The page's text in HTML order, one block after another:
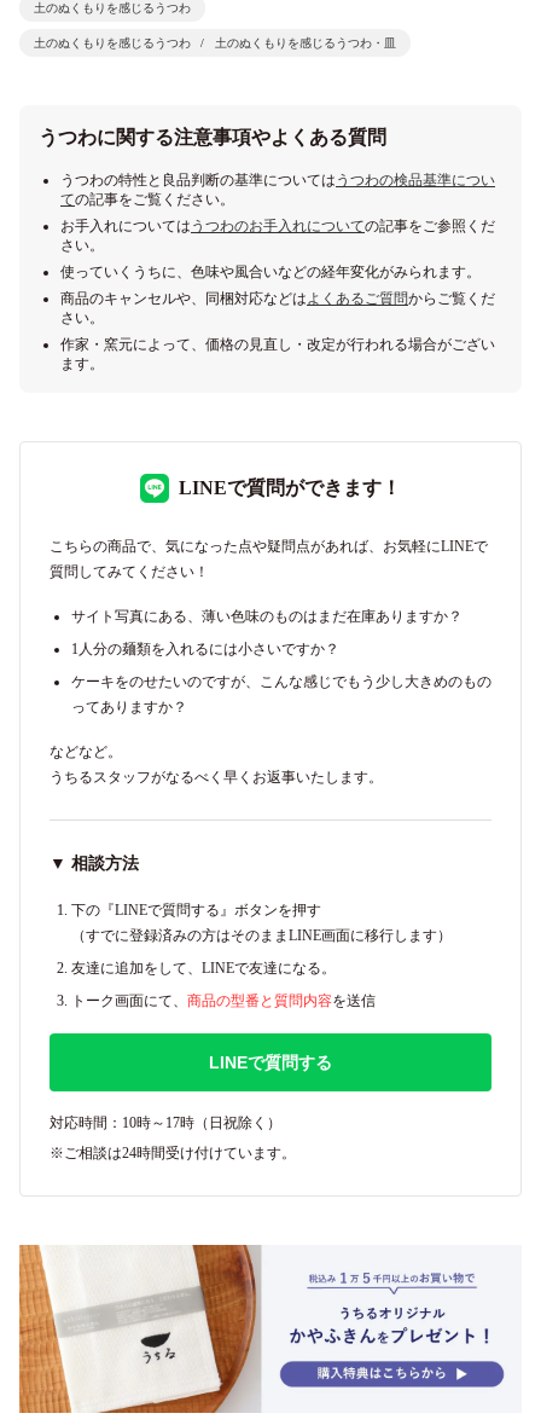
土のぬくもりを感じるうつわ
土のぬくもりを感じるうつわ 土のぬくもりを感じるうつわ・皿
うつわに関する注意事項やよくある質問
うつわの特性と良品判断の基準については うつわの検品基準につい
ての記事をご覧ください。
お手入れについては うつわのお手入れについての記事をご参照くだ
さい。
使っていくうちに、色味や風合いなどの経年変化がみられます。
商品のキャンセルや、同梱対応などはよくあるご質問からご覧くだ
さい。
作家・窯元によって、価格の見直し・改定が行われる場合がござい
ます。
LINEで質問ができます！
こちらの商品で、気になった点や疑問点があれば、お気軽にLINEで
質問してみてください！
サイト写真にある、薄い色味のものはまだ在庫ありますか？
1人分の麺類を入れるには小さいですか？
ケーキをのせたいのですが、こんな感じでもう少し大きめのもの
ってありますか？
などなど。
うちるスタッフがなるべく早くお返事いたします。
▼ 相談方法
下の『LINEで質問する』ボタンを押す
（すでに登録済みの方はそのままLINE画面に移行します）
友達に追加をして、LINEで友達になる。
トーク画面にて、 商品の型番と質問内容を送信
LINEで質問する
対応時間：10時～17時（日祝除く）
※ご相談は24時間受け付けています。